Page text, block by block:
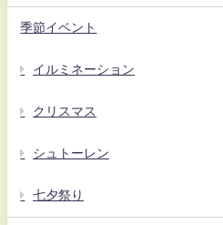
季節イベント
イルミネーション
クリスマス
シュトーレン
七夕祭り